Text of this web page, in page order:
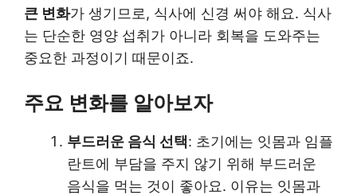
큰 변화가 생기므로, 식사에 신경 써야 해요. 식사
는 단순한 영양 섭취가 아니라 회복을 도와주는
중요한 과정이기 때문이죠.
주요 변화를 알아보자
부드러운 음식 선택: 초기에는 잇몸과 임플
란트에 부담을 주지 않기 위해 부드러운
음식을 먹는 것이 좋아요. 이유는 잇몸과